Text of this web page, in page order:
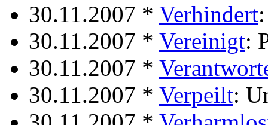
30.11.2007 * Verhindert
30.11.2007 * Vereinigt:
30.11.2007 *
30.11.2007 * Verpeilt: